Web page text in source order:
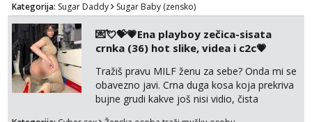
Kategorija: Sugar Daddy Sugar Baby (zensko)
💌💘💝💗Ena playboy zečica-sisata
crnka (36) hot slike, videa i c2c💗
Tražiš pravu MILF ženu za sebe? Onda mi se
obavezno javi. Crna duga kosa koja prekriva
bujne grudi kakve još nisi vidio, čista